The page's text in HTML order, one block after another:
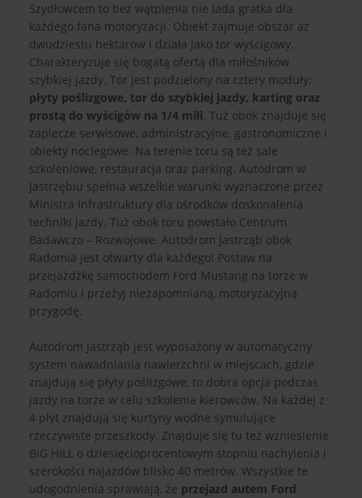
Szydłowcem to bez wątpienia nie lada gratka dla
każdego fana motoryzacji. Obiekt zajmuje obszar aż
dwudziestu hektarów i działa jako tor wyścigowy.
Charakteryzuje się bogatą ofertą dla miłośników
szybkiej jazdy. Tor jest podzielony na cztery moduły:
płyty poślizgowe, tor do szybkiej jazdy, karting oraz
prostą do wyścigów na 1/4 mili. Tuż obok znajduje się
zaplecze serwisowe, administracyjne, gastronomiczne i
obiekty noclegowe. Na terenie toru są też sale
szkoleniowe, restauracja oraz parking. Autodrom w
Jastrzębiu spełnia wszelkie warunki wyznaczone przez
Ministra Infrastruktury dla ośrodków doskonalenia
techniki jazdy. Tuż obok toru powstało Centrum
Badawczo – Rozwojowe. Autodrom Jastrząb obok
Radomia jest otwarty dla każdego! Postaw na
przejażdżkę samochodem Ford Mustang na torze w
Radomiu i przeżyj niezapomnianą, motoryzacyjną
przygodę.
Autodrom Jastrząb jest wyposażony w automatyczny
system nawadniania nawierzchni w miejscach, gdzie
znajdują się płyty poślizgowe, to dobra opcja podczas
jazdy na torze w celu szkolenia kierowców. Na każdej z
4 płyt znajdują się kurtyny wodne symulujące
rzeczywiste przeszkody. Znajduje się tu też wzniesienie
BIG HILL o dziesięcioprocentowym stopniu nachylenia i
szerokości najazdów blisko 40 metrów. Wszystkie te
udogodnienia sprawiają, że przejazd autem Ford